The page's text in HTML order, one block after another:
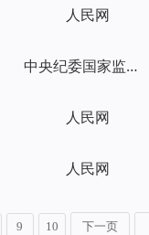
人民网
中央纪委国家监委网站
人民网
人民网
9 10 下一页